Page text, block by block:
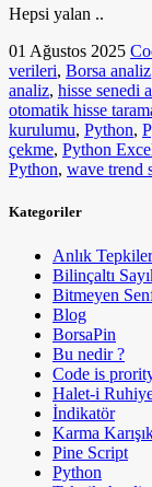
Hepsi yalan ..
01 Ağustos 2025
verileri, Borsa analiz
analiz, hisse senedi
otomatik hisse
kurulumu, Python,
çekme, Python Excel
Python, wave trend
Kategoriler
Anlık Tepkiler
Bilinçaltı
Bitmeyen
Blog
BorsaPin
Bu nedir ?
Code is
Halet-i
İndikatör
Karma
Pine Script
Python